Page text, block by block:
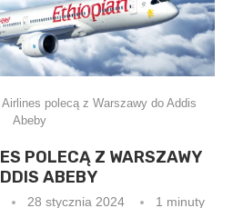
Airlines polecą z Warszawy do Addis
Abeby
POLECĄ Z WARSZAWY
ABEBY
28 stycznia 2024
1 minuty